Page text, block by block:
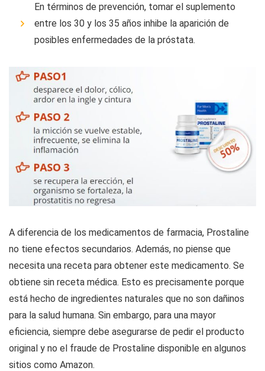
En términos de prevención, tomar el suplemento
entre los 30 y los 35 años inhibe la aparición de
posibles enfermedades de la próstata.
A diferencia de los medicamentos de farmacia, Prostaline
no tiene efectos secundarios. Además, no piense que
necesita una receta para obtener este medicamento. Se
obtiene sin receta médica. Esto es precisamente porque
está hecho de ingredientes naturales que no son dañinos
para la salud humana. Sin embargo, para una mayor
eficiencia, siempre debe asegurarse de pedir el producto
original y no el fraude de Prostaline disponible en algunos
sitios como Amazon.